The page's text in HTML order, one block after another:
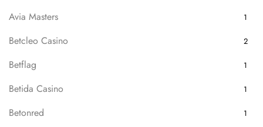
Avia Masters 1
Betcleo Casino 2
Betflag 1
Betida Casino 1
Betonred 1